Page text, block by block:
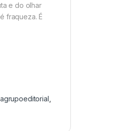
e do olhar
fraqueza. É